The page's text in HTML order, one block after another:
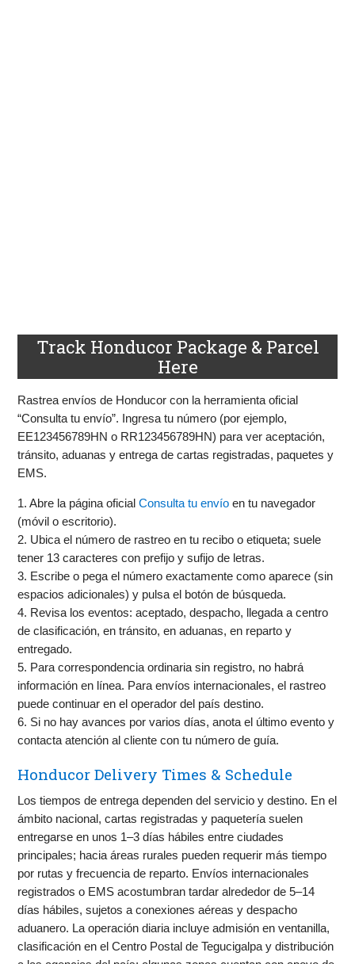
Track Honducor Package & Parcel
Here
Rastrea envíos de Honducor con la herramienta oficial
“Consulta tu envío”. Ingresa tu número (por ejemplo,
EE123456789HN o RR123456789HN) para ver aceptación,
tránsito, aduanas y entrega de cartas registradas, paquetes y
EMS.
1. Abre la página oficialConsulta tu envío en tu navegador
(móvil o escritorio).
2. Ubica el número de rastreo en tu recibo o etiqueta; suele
tener 13 caracteres con prefijo y sufijo de letras.
3. Escribe o pega el número exactamente como aparece (sin
espacios adicionales) y pulsa el botón de búsqueda.
4. Revisa los eventos: aceptado, despacho, llegada a centro
de clasificación, en tránsito, en aduanas, en reparto y
entregado.
5. Para correspondencia ordinaria sin registro, no habrá
información en línea. Para envíos internacionales, el rastreo
puede continuar en el operador del país destino.
6. Si no hay avances por varios días, anota el último evento y
contacta atención al cliente con tu número de guía.
Honducor Delivery Times & Schedule
Los tiempos de entrega dependen del servicio y destino. En el
ámbito nacional, cartas registradas y paquetería suelen
entregarse en unos 1–3 días hábiles entre ciudades
principales; hacia áreas rurales pueden requerir más tiempo
por rutas y frecuencia de reparto. Envíos internacionales
registrados o EMS acostumbran tardar alrededor de 5–14
días hábiles, sujetos a conexiones aéreas y despacho
aduanero. La operación diaria incluye admisión en ventanilla,
clasificación en el Centro Postal de Tegucigalpa y distribución